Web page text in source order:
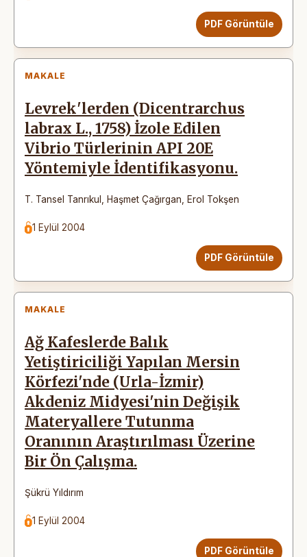
PDF Görüntüle
MAKALE
Levrek'lerden (Dicentrarchus
labrax L., 1758) İzole Edilen
Vibrio Türlerinin API 20E
Yöntemiyle İdentifikasyonu.
T. Tansel Tanrıkul Haşmet Çağırgan Erol Tokşen
1 Eylül 2004
PDF Görüntüle
MAKALE
Ağ Kafeslerde Balık
Yetiştiriciliği Yapılan Mersin
Körfezi'nde (Urla-İzmir)
Akdeniz Midyesi'nin Değişik
Materyallere Tutunma
Oranının Araştırılması Üzerine
Bir Ön Çalışma.
Şükrü Yıldırım
1 Eylül 2004
PDF Görüntüle